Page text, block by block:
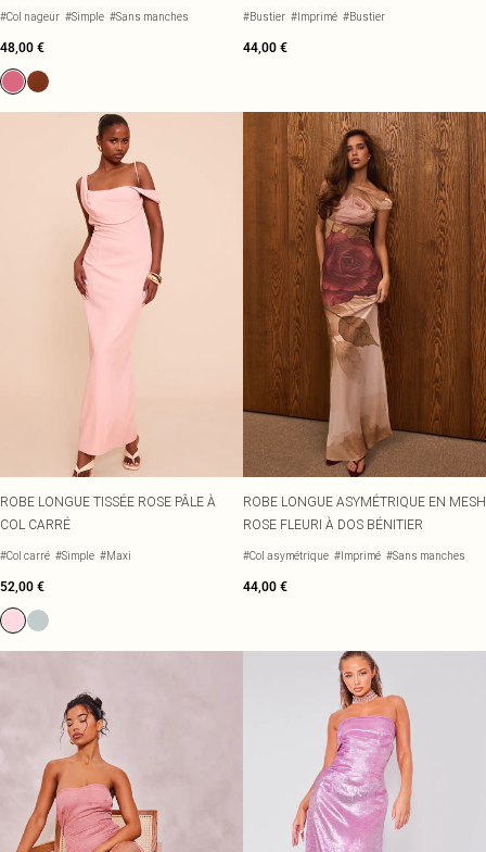
TOMBANTE
#Col nageur #Simple #Sans manches
48,00 €
#Bustier #Imprimé #Bustier
44,00 €
ROBE LONGUE TISSÉE ROSE PÂLE À
COL CARRÉ
#Col carré #Simple #Maxi
52,00 €
ROBE LONGUE ASYMÉTRIQUE EN MESH
ROSE FLEURI À DOS BÉNITIER
#Col asymétrique #Imprimé #Sans manches
44,00 €